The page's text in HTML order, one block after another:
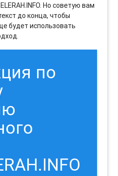
Но советую вам
до конца, чтобы
будет использовать
по